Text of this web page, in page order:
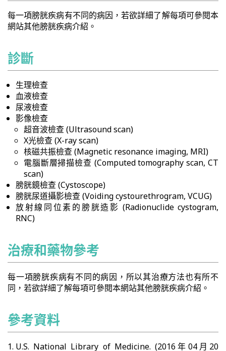
每一項膀胱疾病有不同的病因，若欲詳細了解每項可參閱本
網站其他膀胱疾病介紹。
診斷
生理檢查
血液檢查
尿液檢查
影像檢查
超音波檢查 (Ultrasound scan)
X光檢查 (X-ray scan)
核磁共振檢查 (Magnetic resonance imaging, MRI)
電腦斷層掃描檢查 (Computed tomography scan, CT
scan)
膀胱鏡檢查 (Cystoscope)
膀胱尿道攝影檢查 (Voiding cystourethrogram, VCUG)
放射線同位素的膀胱造影 (Radionuclide cystogram,
RNC)
治療和藥物參考
每一項膀胱疾病有不同的病因，所以其治療方法也有所不
同，若欲詳細了解每項可參閱本網站其他膀胱疾病介紹。
參考資料
U.S. National Library of Medicine. (2016年04月20